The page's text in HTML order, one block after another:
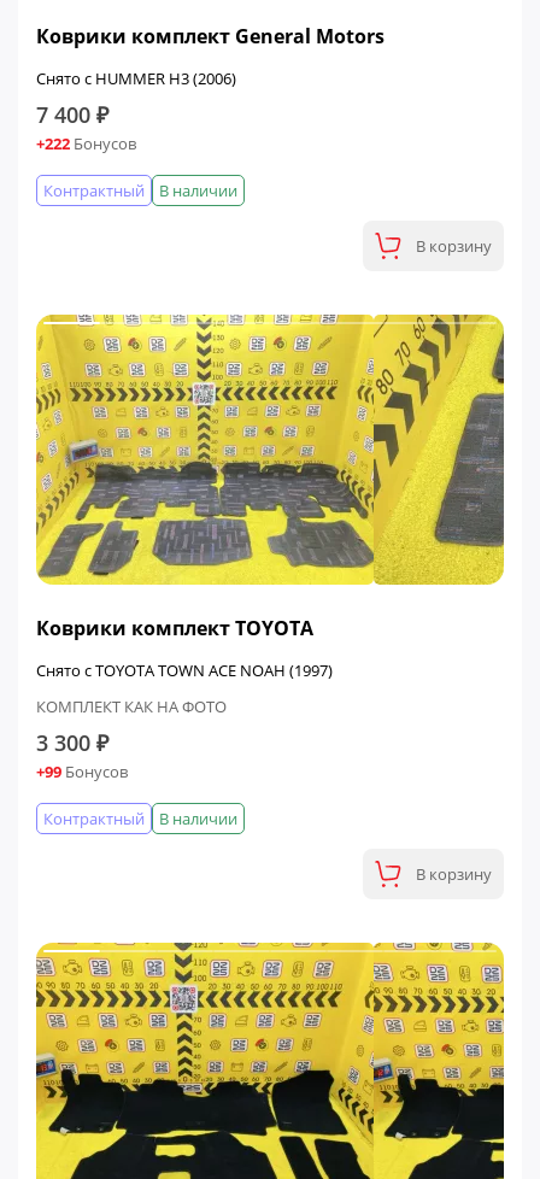
Коврики комплект General Motors
Снято с HUMMER H3 (2006)
7 400 ₽
+222 Бонусов
В наличии
Контрактный
В корзину
Коврики комплект TOYOTA
Снято с TOYOTA TOWN ACE NOAH (1997)
КОМПЛЕКТ КАК НА ФОТО
3 300 ₽
+99 Бонусов
В наличии
Контрактный
В корзину